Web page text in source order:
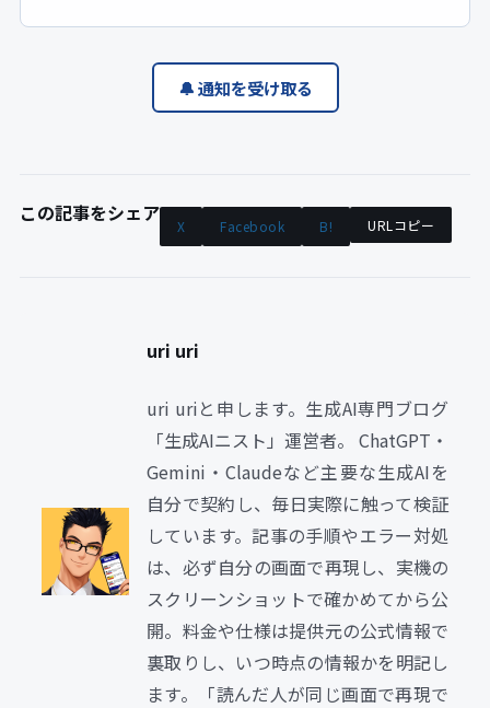
🔔 通知を受け取る
この記事をシェア X Facebook B! URLコピー
uri uri
uri uriと申します。生成AI専門ブログ
「生成AIニスト」運営者。 ChatGPT・
Gemini・Claudeなど主要な生成AIを
自分で契約し、毎日実際に触って検証
しています。記事の手順やエラー対処
は、必ず自分の画面で再現し、実機の
スクリーンショットで確かめてから公
開。料金や仕様は提供元の公式情報で
裏取りし、いつ時点の情報かを明記し
ます。「読んだ人が同じ画面で再現で